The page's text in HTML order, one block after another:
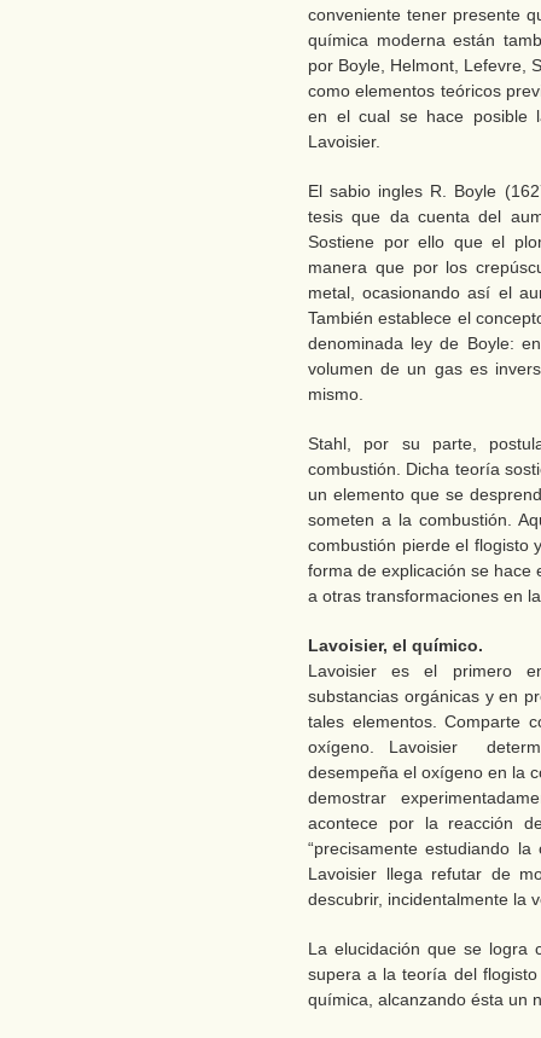
conveniente tener presente
química moderna están
por Boyle, Helmont, Lefevre,
como elementos teóricos
en el cual se hace posible
Lavoisier.
El sabio ingles R. Boyle
tesis que da cuenta del
Sostiene por ello que el
manera que por los
metal, ocasionando así el
También establece el
denominada ley de Boyle:
volumen de un gas es
mismo.
Stahl, por su parte,
combustión. Dicha teoría
un elemento que se
someten a la combustión.
combustión pierde el flogisto
forma de explicación se hace
a otras transformaciones en
Lavoisier, el químico.
Lavoisier es el primero
substancias orgánicas y en
tales elementos. Comparte
oxígeno. Lavoisier
desempeña el oxígeno en la
demostrar
acontece por la reacción
“precisamente estudiando
Lavoisier llega refutar de
descubrir, incidentalmente la
La elucidación que se logra
supera a la teoría del
química, alcanzando ésta un